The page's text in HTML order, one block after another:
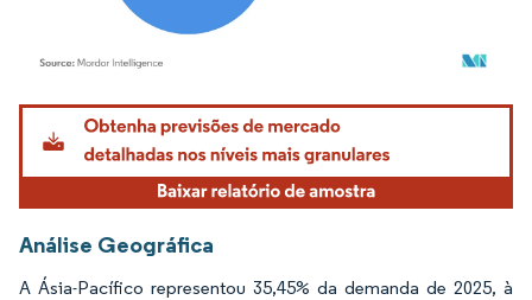
Imagem © Mordor Intelligence. O reuso requer atribuição conforme CC BY 4.0.
Análise Geográfica
A Ásia-Pacífico representou 35,45% da demanda de 2025, à